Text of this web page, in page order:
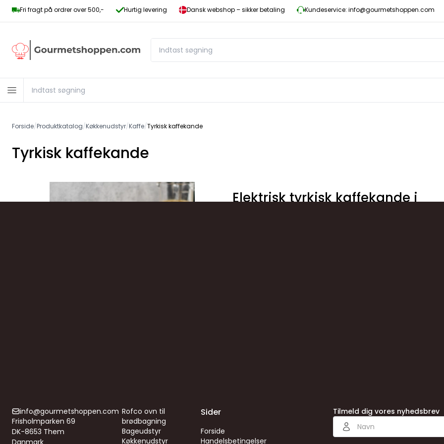
Fri fragt på ordrer over 500,- Hurtig levering Dansk webshop – sikker betaling Kundeservice: info@gourmetshoppen.com
Forside/Produktkatalog/Køkkenudstyr/Kaffe/Tyrkisk kaffekande
Tyrkisk kaffekande
Elektrisk tyrkisk kaffekande i
info@gourmetshoppen.com
Frisholmparken 69
DK-8653 Them
Rofco ovn til
brødbagning
Bageudstyr
Køkkenudstyr
Sider
Forside
Handelsbetingelser
Tilmeld dig vores nyhedsbrev